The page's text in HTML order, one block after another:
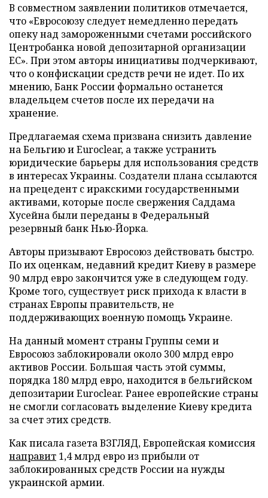
В совместном заявлении политиков отмечается,
что «Евросоюзу следует немедленно передать
опеку над замороженными счетами российского
Центробанка новой депозитарной организации
ЕС». При этом авторы инициативы подчеркивают,
что о конфискации средств речи не идет. По их
мнению, Банк России формально останется
владельцем счетов после их передачи на
хранение.
Предлагаемая схема призвана снизить давление
на Бельгию и Euroclear, а также устранить
юридические барьеры для использования средств
в интересах Украины. Создатели плана ссылаются
на прецедент с иракскими государственными
активами, которые после свержения Саддама
Хусейна были переданы в Федеральный
резервный банк Нью-Йорка.
Авторы призывают Евросоюз действовать быстро.
По их оценкам, недавний кредит Киеву в размере
90 млрд евро закончится уже в следующем году.
Кроме того, существует риск прихода к власти в
странах Европы правительств, не
поддерживающих военную помощь Украине.
На данный момент страны Группы семи и
Евросоюз заблокировали около 300 млрд евро
активов России. Большая часть этой суммы,
порядка 180 млрд евро, находится в бельгийском
депозитарии Euroclear. Ранее европейские страны
не смогли согласовать выделение Киеву кредита
за счет этих средств.
Как писала газета ВЗГЛЯД, Европейская комиссия
направит 1,4 млрд евро из прибыли от
заблокированных средств России на нужды
украинской армии.